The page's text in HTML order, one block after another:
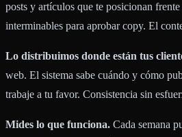
posts y artículos que te posicionan
interminables para aprobar copy. El
Lo distribuimos donde están tus
web. El sistema sabe cuándo y cómo
trabaje a tu favor. Consistencia sin
Mides lo que funciona. Cada semana